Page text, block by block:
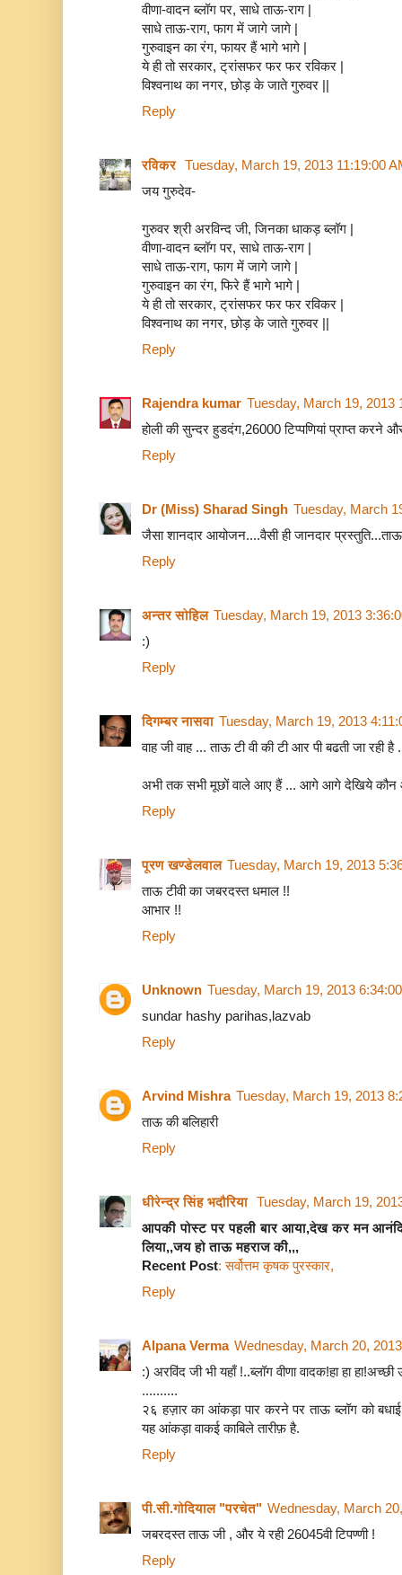
वीणा-वादन ब्लॉग पर, साधे ताऊ-राग |
साधे ताऊ-राग, फाग में जागे जागे |
गुरुवाइन का रंग, फायर हैं भागे भागे |
ये ही तो सरकार, ट्रांसफर फर फर रविकर |
विश्वनाथ का नगर, छोड़ के जाते गुरुवर ||
Reply
रविकर Tuesday, March 19, 2013 11:19:00
जय गुरुदेव-
गुरुवर श्री अरविन्द जी, जिनका धाकड़ ब्लॉग |
वीणा-वादन ब्लॉग पर, साधे ताऊ-राग |
साधे ताऊ-राग, फाग में जागे जागे |
गुरुवाइन का रंग, फिरे हैं भागे भागे |
ये ही तो सरकार, ट्रांसफर फर फर रविकर |
विश्वनाथ का नगर, छोड़ के जाते गुरुवर ||
Reply
Rajendra kumar Tuesday, March 19, 2013
होली की सुन्दर हुडदंग,26000 टिप्पणियां प्राप्त करने
Reply
Dr (Miss) Sharad Singh Tuesday, March
जैसा शानदार आयोजन....वैसी ही जानदार
Reply
अन्तर सोहिल Tuesday, March 19, 2013
:)
Reply
दिगम्बर नासवा Tuesday, March 19, 2013
वाह जी वाह ... ताऊ टी वी की टी आर पी बढती जा रही
अभी तक सभी मूछों वाले आए हैं ... आगे आगे देखिये कौन
Reply
पूरण खण्डेलवाल Tuesday, March 19, 2013
ताऊ टीवी का जबरदस्त धमाल !!
आभार !!
Reply
Unknown Tuesday, March 19, 2013
sundar hashy parihas,lazvab
Reply
Arvind Mishra Tuesday, March 19, 2013
ताऊ की बलिहारी
Reply
धीरेन्द्र सिंह भदौरिया Tuesday, March 19,
आपकी पोस्ट पर पहली बार आया,देख कर मन
लिया,,जय हो ताऊ महराज की,,,
Recent Post: सर्वोत्तम कृषक पुरस्कार,
Reply
Alpana Verma Wednesday, March 20,
:) अरविंद जी भी यहाँ !..ब्लॉग वीणा वादक!हा हा हा!अच्छी
..........
२६ हज़ार का आंकड़ा पार करने पर ताऊ ब्लॉग को
यह आंकड़ा वाकई काबिले तारीफ़ है.
Reply
पी.सी.गोदियाल "परचेत" Wednesday, March
जबरदस्त ताऊ जी , और ये रही 26045वी टिपण्णी !
Reply